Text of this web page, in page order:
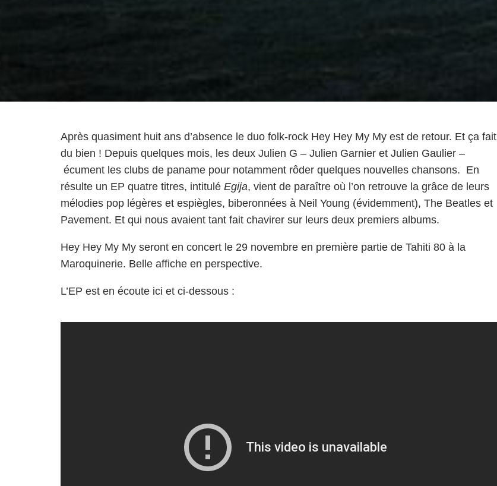
Après quasiment huit ans d’absence le duo folk-rock Hey Hey My My est de retour. Et ça fait
du bien ! Depuis quelques mois, les deux Julien G – Julien Garnier et Julien Gaulier –
écument les clubs de paname pour notamment rôder quelques nouvelles chansons. En
résulte un EP quatre titres, intitulé Egija, vient de paraître où l’on retrouve la grâce de leurs
mélodies pop légères et espiègles, biberonnées à Neil Young (évidemment), The Beatles et
Pavement. Et qui nous avaient tant fait chavirer sur leurs deux premiers albums.
Hey Hey My My seront en concert le 29 novembre en première partie de Tahiti 80 à la
Maroquinerie. Belle affiche en perspective.
L’EP est en écoute ici et ci-dessous :